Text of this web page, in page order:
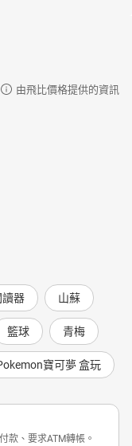
由飛比價格提供的資訊
讀器 山蘇
籃球 青梅
寶可夢 盒玩
款、要求ATM轉帳。